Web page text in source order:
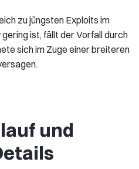
zu jüngsten Exploits im
ist, fällt der Vorfall durch
sich im Zuge einer breiteren
und